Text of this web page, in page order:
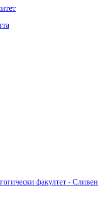
факултет - Сливен